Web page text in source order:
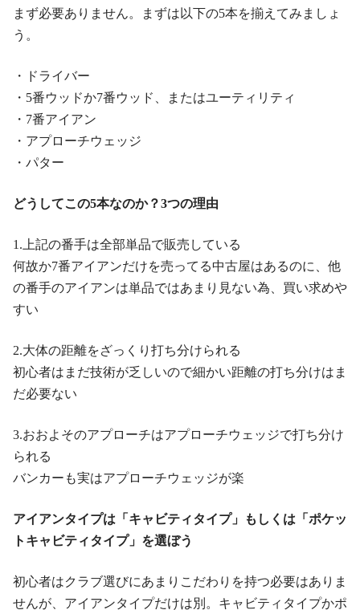
まず必要ありません。まずは以下の5本を揃えてみましょ
う。
・ドライバー
・5番ウッドか7番ウッド、またはユーティリティ
・7番アイアン
・アプローチウェッジ
・パター
どうしてこの5本なのか？3つの理由
1.上記の番手は全部単品で販売している
何故か7番アイアンだけを売ってる中古屋はあるのに、他
の番手のアイアンは単品ではあまり見ない為、買い求めや
すい
2.大体の距離をざっくり打ち分けられる
初心者はまだ技術が乏しいので細かい距離の打ち分けはま
だ必要ない
3.おおよそのアプローチはアプローチウェッジで打ち分け
られる
バンカーも実はアプローチウェッジが楽
アイアンタイプは「キャビティタイプ」もしくは「ポケッ
トキャビティタイプ」を選ぼう
初心者はクラブ選びにあまりこだわりを持つ必要はありま
せんが、アイアンタイプだけは別。キャビティタイプかポ